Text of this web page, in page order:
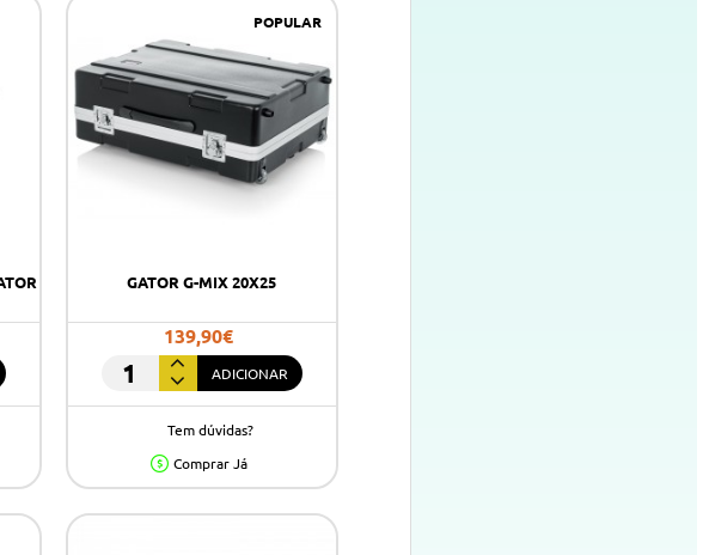
POPULAR
GATOR G-MIX 20X25
139,90€
GATOR
G-
ADICIONAR
Tem dúvidas?
Comprar Já